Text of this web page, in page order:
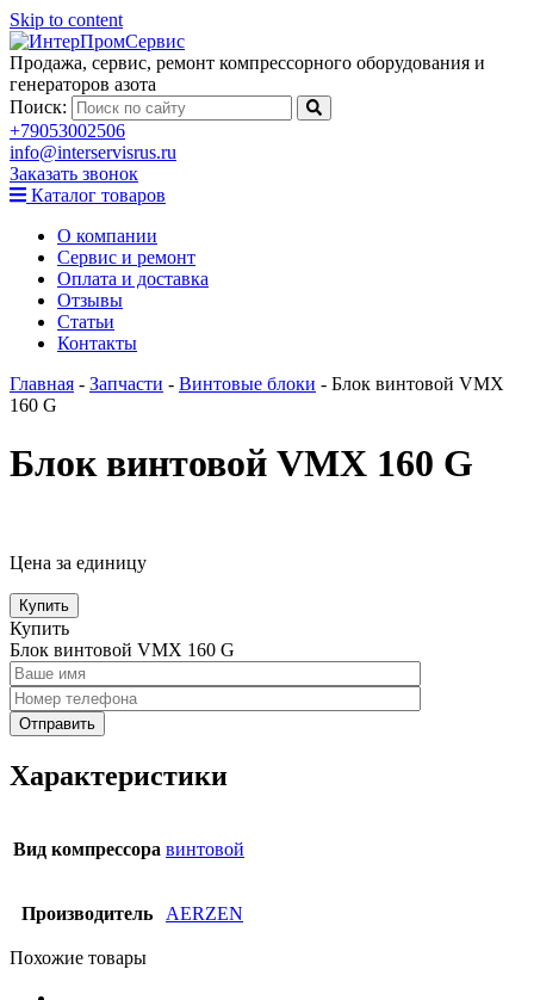
Skip to content
Продажа, сервис, ремонт компрессорного оборудования и
генераторов азота
Поиск:
+79053002506
info@interservisrus.ru
Заказать звонок
Каталог товаров
О компании
Сервис и ремонт
Оплата и доставка
Отзывы
Статьи
Контакты
Главная - Запчасти - Винтовые блоки - Блок винтовой VMX
160 G
Блок винтовой VMX 160 G
Цена за единицу
Купить
Купить
Блок винтовой VMX 160 G
Характеристики
Вид компрессора винтовой
Производитель AERZEN
Похожие товары